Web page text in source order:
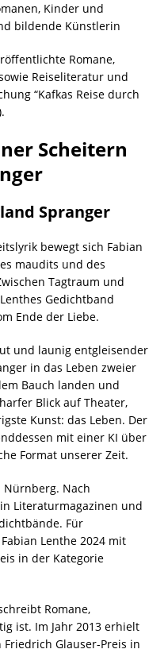
Kinder und
bildende Künstlerin
Romane,
Reiseliteratur und
“Kafkas Reise durch
Scheitern
Spranger
bewegt sich Fabian
maudits und des
Tagtraum und
Gedichtband
Ende der Liebe.
und launig entgleisender
in das Leben zweier
Bauch landen und
Blick auf Theater,
Kunst: das Leben. Der
mit einer KI über
Format unserer Zeit.
Nürnberg. Nach
Literaturmagazinen und
Für
Lenthe 2024 mit
in der Kategorie
Romane,
ist. Im Jahr 2013 erhielt
Glauser-Preis in